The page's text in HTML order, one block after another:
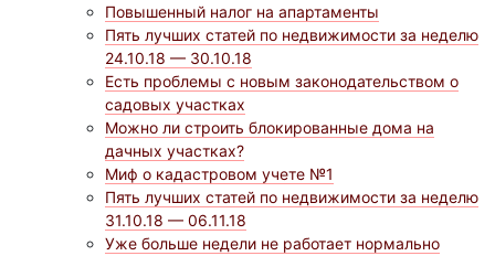
Повышенный налог на апартаменты
Пять лучших статей по недвижимости за неделю
24.10.18 — 30.10.18
Есть проблемы с новым законодательством о
садовых участках
Можно ли строить блокированные дома на
дачных участках?
Миф о кадастровом учете №1
Пять лучших статей по недвижимости за неделю
31.10.18 — 06.11.18
Уже больше недели не работает нормально